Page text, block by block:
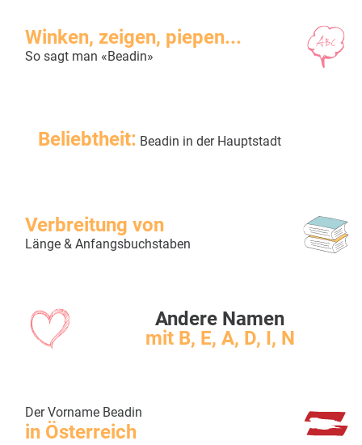
Winken, zeigen, piepen...
So sagt man «Beadin»
Beliebtheit: Beadin in der Hauptstadt
Verbreitung von
Länge & Anfangsbuchstaben
Andere Namen
mit B, E, A, D, I, N
Der Vorname Beadin
in Österreich